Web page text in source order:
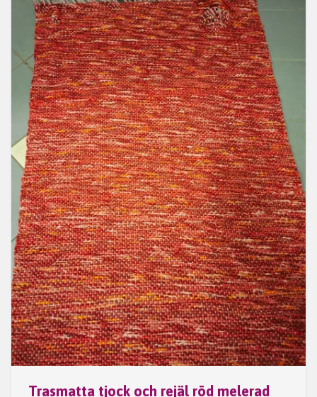
Trasmatta tjock och rejäl röd melerad